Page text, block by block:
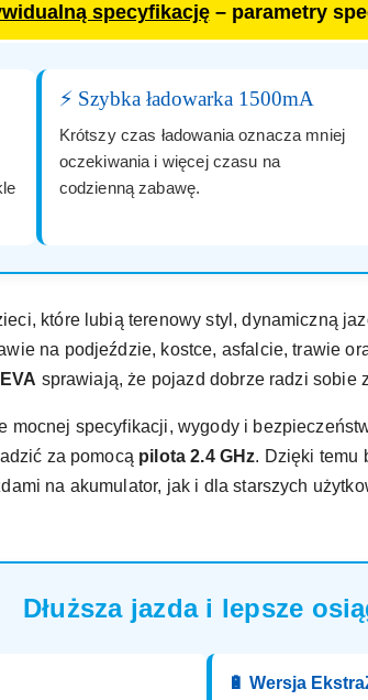
specyfikację– parametry
⚡ Szybka ładowarka 1500mA
Krótszy czas ładowania oznacza mniej
oczekiwania i więcej czasu na
codzienną zabawę.
które lubią terenowy styl, dynamiczną
na podjeździe, kostce, asfalcie, trawie
sprawiają, że pojazd dobrze radzi sobie
mocnej specyfikacji, wygody i
za pomocą pilota 2.4 GHz. Dzięki temu
na akumulator, jak i dla starszych
Dłuższa jazda i lepsze
🔋 Wersja